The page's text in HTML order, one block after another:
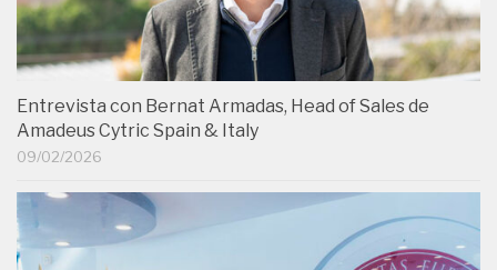
Entrevista con Bernat Armadas, Head of Sales de
Amadeus Cytric Spain & Italy
09/02/2026